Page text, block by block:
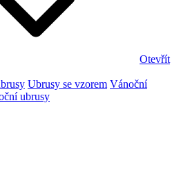
Otevřít
Ubrusy se vzorem Vánoční
ubrusy